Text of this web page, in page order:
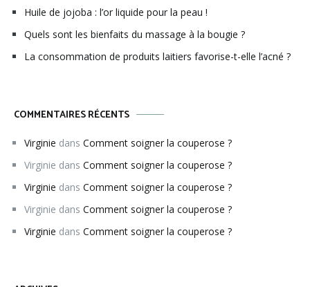
Huile de jojoba : l’or liquide pour la peau !
Quels sont les bienfaits du massage à la bougie ?
La consommation de produits laitiers favorise-t-elle l’acné ?
COMMENTAIRES RÉCENTS
Virginie dans Comment soigner la couperose ?
Virginie dans Comment soigner la couperose ?
Virginie dans Comment soigner la couperose ?
Virginie dans Comment soigner la couperose ?
Virginie dans Comment soigner la couperose ?